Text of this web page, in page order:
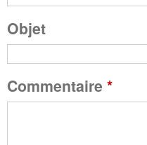
g
e
s
Objet
Commentaire *